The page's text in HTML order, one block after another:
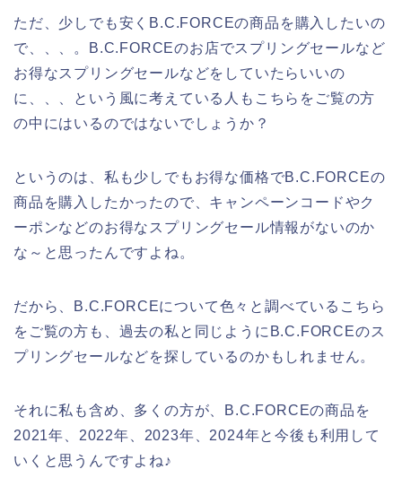
ただ、少しでも安くB.C.FORCEの商品を購入したいの
で、、、。B.C.FORCEのお店でスプリングセールなど
お得なスプリングセールなどをしていたらいいの
に、、、という風に考えている人もこちらをご覧の方
の中にはいるのではないでしょうか？
というのは、私も少しでもお得な価格でB.C.FORCEの
商品を購入したかったので、キャンペーンコードやク
ーポンなどのお得なスプリングセール情報がないのか
な～と思ったんですよね。
だから、B.C.FORCEについて色々と調べているこちら
をご覧の方も、過去の私と同じようにB.C.FORCEのス
プリングセールなどを探しているのかもしれません。
それに私も含め、多くの方が、B.C.FORCEの商品を
2021年、2022年、2023年、2024年と今後も利用して
いくと思うんですよね♪